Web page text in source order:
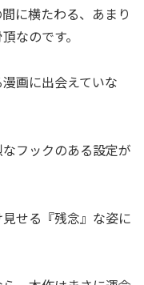
に横たわる、あまり
なのです。
画に出会えていな
フックのある設定が
せる『残念』な姿に